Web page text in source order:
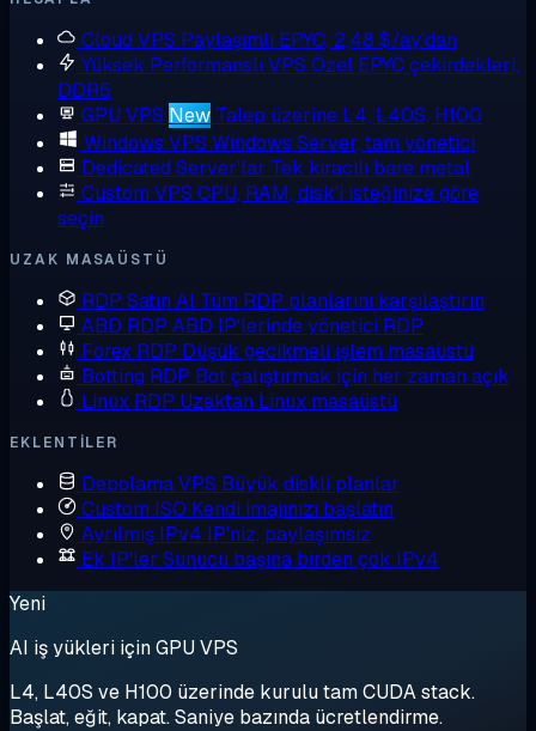
Cloud VPS Paylaşımlı EPYC, 2,48 $/ay'dan
Yüksek Performanslı VPS Özel EPYC çekirdekleri,
DDR5
GPU VPS New Talep üzerine L4, L40S, H100
Windows VPS Windows Server, tam yönetici
Dedicated Server'lar Tek kiracılı bare metal
Custom VPS CPU, RAM, disk'i isteğinize göre
seçin
UZAK MASAÜSTÜ
RDP Satın Al Tüm RDP planlarını karşılaştırın
ABD RDP ABD IP'lerinde yönetici RDP
Forex RDP Düşük gecikmeli işlem masaüstü
Botting RDP Bot çalıştırmak için her zaman açık
Linux RDP Uzaktan Linux masaüstü
EKLENTILER
Depolama VPS Büyük diskli planlar
Custom ISO Kendi imajınızı başlatın
Ayrılmış IPv4 IP'niz, paylaşımsız
Ek IP'ler Sunucu başına birden çok IPv4
Yeni
AI iş yükleri için GPU VPS
L4, L40S ve H100 üzerinde kurulu tam CUDA stack.
Başlat, eğit, kapat. Saniye bazında ücretlendirme.